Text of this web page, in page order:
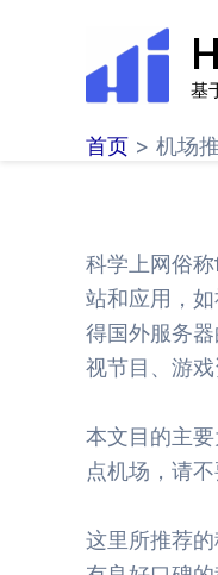
基
首页 机场
科学上网俗
站和应用，
得国外服务
视节目、游戏
本文目的主
点机场，请
这里所推荐